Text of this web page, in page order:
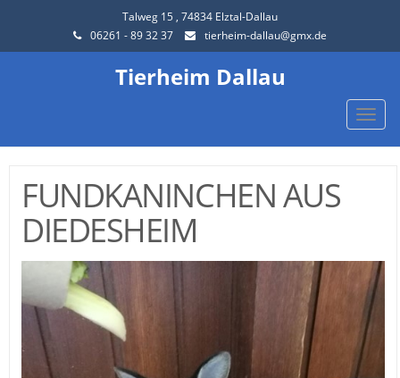
Talweg 15 , 74834 Elztal-Dallau
06261 - 89 32 37
tierheim-dallau@gmx.de
Tierheim Dallau
Toggle
FUNDKANINCHEN AUS
DIEDESHEIM